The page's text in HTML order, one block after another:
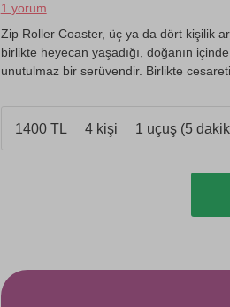
1 yorum
Zip Roller Coaster, üç ya da dört kişilik
birlikte heyecan yaşadığı, doğanın
unutulmaz bir serüvendir. Birlikte
1400 TL 4 kişi 1 uçuş (5